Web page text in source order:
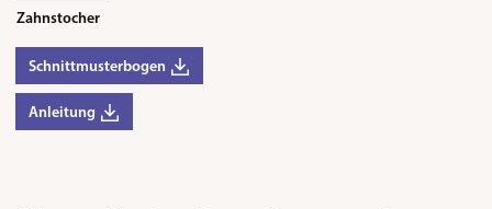
Zahnstocher
Schnittmusterbogen
Anleitung